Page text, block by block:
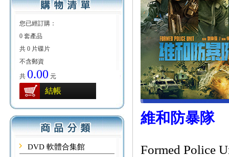
您已經訂購：
0 套產品
共 0 片碟片
不含郵資
共 0.00 元
結帳
DVD 軟體合集館
維和防暴隊
Formed Police